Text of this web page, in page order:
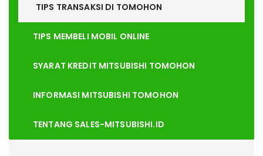
TIPS TRANSAKSI DI TOMOHON
TIPS MEMBELI MOBIL ONLINE
SYARAT KREDIT MITSUBISHI TOMOHON
INFORMASI MITSUBISHI TOMOHON
TENTANG SALES-MITSUBISHI.ID